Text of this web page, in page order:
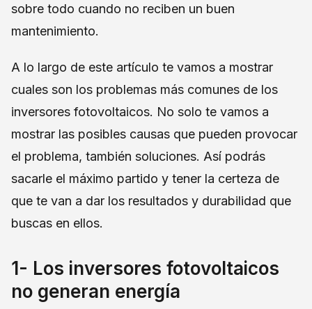
sobre todo cuando no reciben un buen
mantenimiento.
A lo largo de este artículo te vamos a mostrar
cuales son los problemas más comunes de los
inversores fotovoltaicos. No solo te vamos a
mostrar las posibles causas que pueden provocar
el problema, también soluciones. Así podrás
sacarle el máximo partido y tener la certeza de
que te van a dar los resultados y durabilidad que
buscas en ellos.
1- Los inversores fotovoltaicos
no generan energía